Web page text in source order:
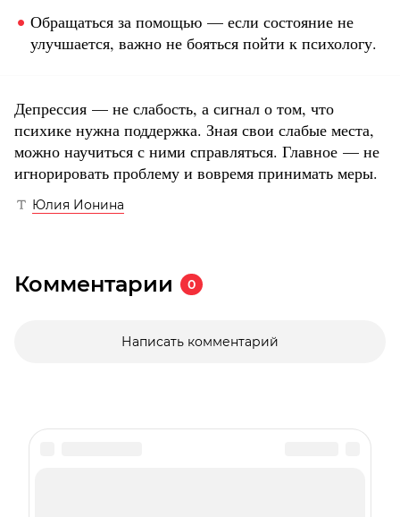
Обращаться за помощью — если состояние не
улучшается, важно не бояться пойти к психологу.
Депрессия — не слабость, а сигнал о том, что
психике нужна поддержка. Зная свои слабые места,
можно научиться с ними справляться. Главное — не
игнорировать проблему и вовремя принимать меры.
Юлия Ионина
Комментарии 0
Написать комментарий